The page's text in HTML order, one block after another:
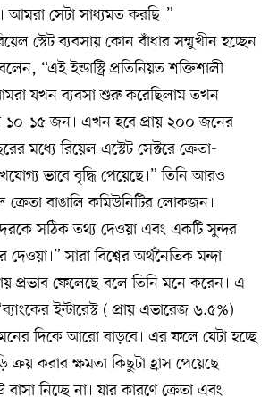
আমরা সেটা সাধ্যমত করছি।”
স্টেট ব্যবসায় কোন বাঁধার সম্মুখীন হচ্ছেন
“এই ইন্ডাস্ট্রি প্রতিনিয়ত শক্তিশালী
যখন ব্যবসা শুরু করেছিলাম তখন
১০-১৫ জন। এখন হবে প্রায় ২০০ জনের
মধ্যে রিয়েল এস্টেট সেক্টরে ক্রেতা-
ভাবে বৃদ্ধি পেয়েছে।” তিনি আরও
বাঙালি কমিউনিটির লোকজন।
সঠিক তথ্য দেওয়া এবং একটি সুন্দর
সারা বিশ্বের অর্থনৈতিক মন্দা
প্রভাব ফেলেছে বলে তিনি মনে করেন। এ
ইন্টারেস্ট ( প্রায় এভারেজ ৬.৫%)
দিকে আরো বাড়বে। এর ফলে যেটা হচ্ছে
ক্রয় করার ক্ষমতা কিছুটা হ্রাস পেয়েছে।
নিচ্ছে না। যার কারণে ক্রেতা এবং